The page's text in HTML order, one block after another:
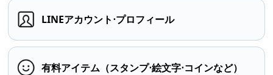
LINEアカウント⋅プロフィール
有料アイテム（スタンプ⋅絵文字⋅コインなど）